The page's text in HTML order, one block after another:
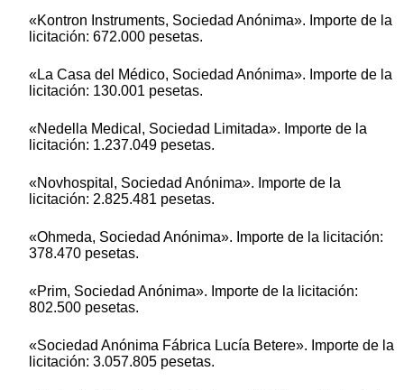
«Kontron Instruments, Sociedad Anónima». Importe de la
licitación: 672.000 pesetas.
«La Casa del Médico, Sociedad Anónima». Importe de la
licitación: 130.001 pesetas.
«Nedella Medical, Sociedad Limitada». Importe de la
licitación: 1.237.049 pesetas.
«Novhospital, Sociedad Anónima». Importe de la
licitación: 2.825.481 pesetas.
«Ohmeda, Sociedad Anónima». Importe de la licitación:
378.470 pesetas.
«Prim, Sociedad Anónima». Importe de la licitación:
802.500 pesetas.
«Sociedad Anónima Fábrica Lucía Betere». Importe de la
licitación: 3.057.805 pesetas.